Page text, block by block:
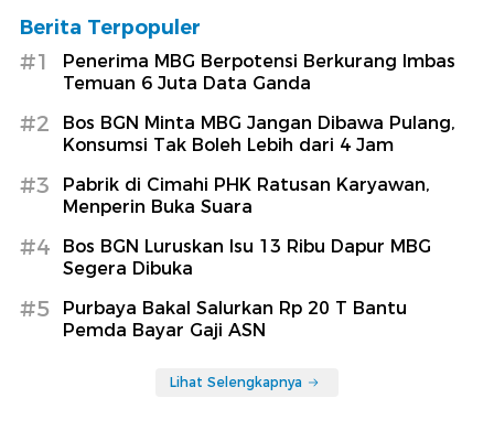
Berita Terpopuler
#1
Penerima MBG Berpotensi Berkurang Imbas
Temuan 6 Juta Data Ganda
#2
Bos BGN Minta MBG Jangan Dibawa Pulang,
Konsumsi Tak Boleh Lebih dari 4 Jam
#3
Pabrik di Cimahi PHK Ratusan Karyawan,
Menperin Buka Suara
#4
Bos BGN Luruskan Isu 13 Ribu Dapur MBG
Segera Dibuka
#5
Purbaya Bakal Salurkan Rp 20 T Bantu
Pemda Bayar Gaji ASN
Lihat Selengkapnya